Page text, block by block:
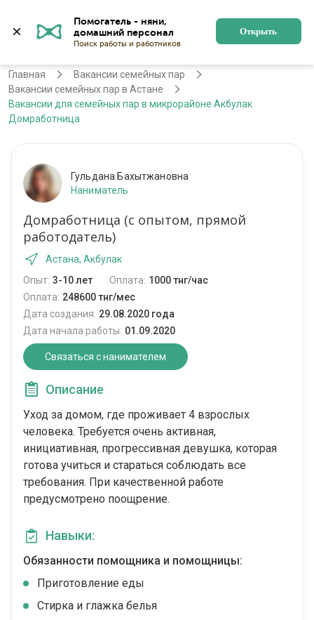
Помогатель - няни,
Поиск работы и работников
Открыть
Астана Регистрация
Главная
Вакансии семейных пар
Вакансии семейных пар в Астане
Вакансии для семейных пар в микрорайоне Акбулак
Домработница
Гульдана Бахытжановна
Наниматель
Домработница (с опытом, прямой
работодатель)
Астана, Акбулак
Опыт: 3-10 лет Оплата: 1000 тнг/час
Оплата: 248600 тнг/мес
Дата создания: 29.08.2020 года
Дата начала работы: 01.09.2020
Связаться с нанимателем
Описание
Уход за домом, где проживает 4 взрослых
человека. Требуется очень активная,
инициативная, прогрессивная девушка, которая
готова учиться и стараться соблюдать все
требования. При качественной работе
предусмотрено поощрение.
Навыки:
Обязанности помощника и помощницы:
Приготовление еды
Стирка и глажка белья